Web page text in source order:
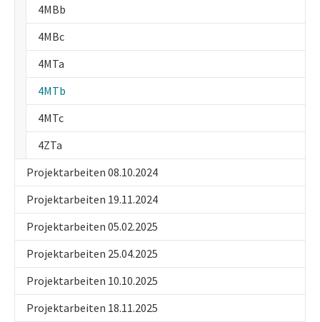
4MBb
4MBc
4MTa
4MTb
4MTc
4ZTa
Projektarbeiten 08.10.2024
Projektarbeiten 19.11.2024
Projektarbeiten 05.02.2025
Projektarbeiten 25.04.2025
Projektarbeiten 10.10.2025
Projektarbeiten 18.11.2025